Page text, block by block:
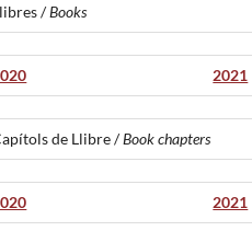
/Books
2021
de Llibre /Book chapters
2021